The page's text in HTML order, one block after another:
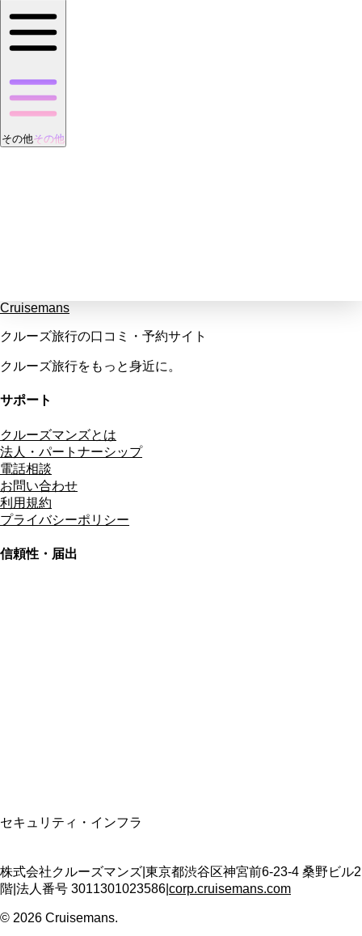
その他その他
Cruisemans
クルーズ旅行の口コミ・予約サイト
クルーズ旅行をもっと身近に。
サポート
クルーズマンズとは
法人・パートナーシップ
電話相談
お問い合わせ
利用規約
プライバシーポリシー
信頼性・届出
セキュリティ・インフラ
株式会社クルーズマンズ 東京都渋谷区神宮前6-23-4 桑野ビル2
階 法人番号 3011301023586 corp.cruisemans.com
© 2026 Cruisemans.